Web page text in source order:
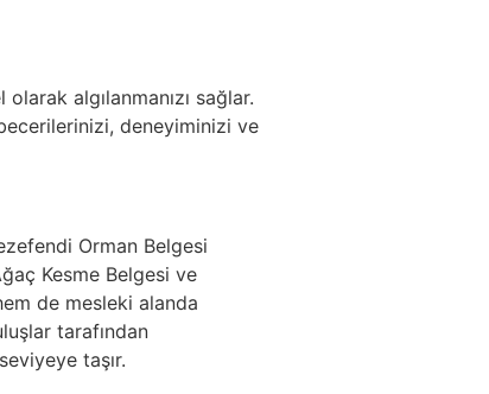
algılanmanızı sağlar.
deneyiminizi ve
Orman Belgesi
Kesme Belgesi ve
de mesleki alanda
tarafından
taşır.